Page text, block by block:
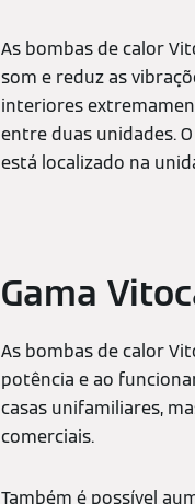
As bombas de calor
som e reduz as
interiores
entre duas unidades.
está localizado na
Gama
As bombas de calor
potência e ao
casas unifamiliares,
comerciais.
Também é possível